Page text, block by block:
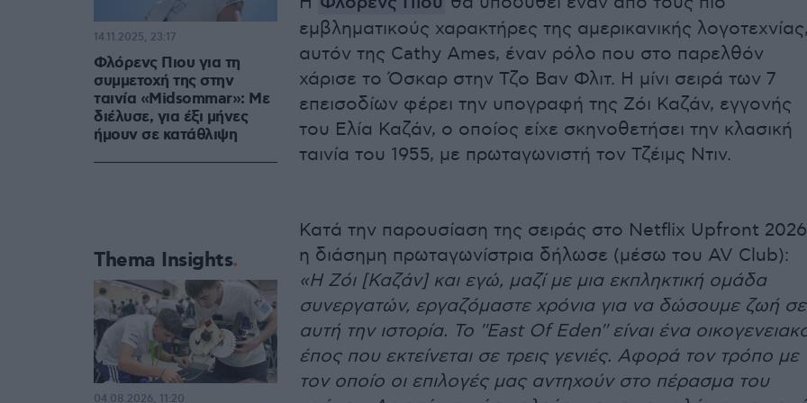
εμβληματικούς χαρακτήρες της αμερικανικής λογοτεχνίας,
αυτόν της Cathy Ames, έναν ρόλο που στο παρελθόν
χάρισε το Όσκαρ στην Τζο Βαν Φλιτ. Η μίνι σειρά των 7
επεισοδίων φέρει την υπογραφή της Ζόι Καζάν, εγγονής
του Ελία Καζάν, ο οποίος είχε σκηνοθετήσει την κλασική
ταινία του 1955, με πρωταγωνιστή τον Τζέιμς Ντιν.
Κατά την παρουσίαση της σειράς στο Netflix Upfront
η διάσημη πρωταγωνίστρια δήλωσε (μέσω του AV Club):
«Η Ζόι [Καζάν] και εγώ, μαζί με μια εκπληκτική ομάδα
συνεργατών, εργαζόμαστε χρόνια για να δώσουμε ζωή σε
αυτή την ιστορία. Το ''East Of Eden'' είναι ένα
έπος που εκτείνεται σε τρεις γενιές. Αφορά τον τρόπο με
τον οποίο οι επιλογές μας αντηχούν στο πέρασμα του
Φλόρενς Πιου για τη
συμμετοχή της στην
ταινία «Midsommar»: Με
διέλυσε, για έξι μήνες
ήμουν σε κατάθλιψη
14.11.2025, 23:17
Thema Insights
04.08.2026, 11:20